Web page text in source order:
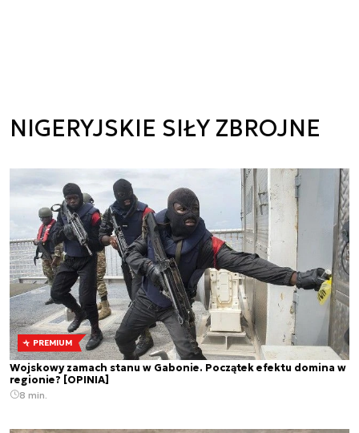
NIGERYJSKIE SIŁY ZBROJNE
PREMIUM
Wojskowy zamach stanu w Gabonie. Początek efektu domina w
regionie? [OPINIA]
8 min.